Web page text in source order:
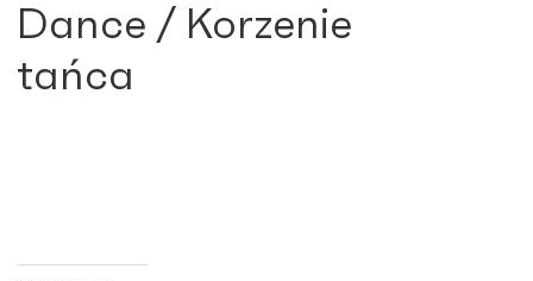
Dance / Korzenie
tańca